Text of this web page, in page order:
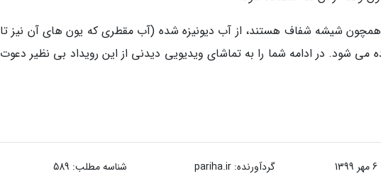
شیشه شفاف هستند، از آب دیونیزه شده (آب مقطری که یون های آن نیز تا
شود. در ادامه شما را به تماشای ویدیویی دیدنی از این رویداد بی نظیر دعوت
6 مهر 1399 گردآورنده:pariha.ir شناسه مطلب: 589